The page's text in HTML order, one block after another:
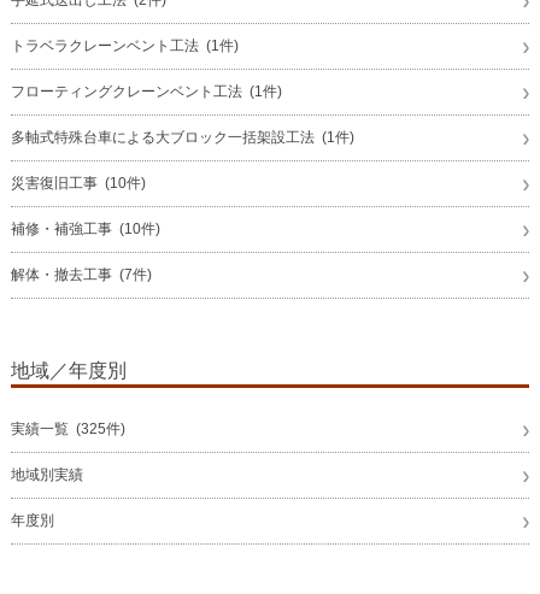
トラベラクレーンベント工法 (1件)
フローティングクレーンベント工法 (1件)
多軸式特殊台車による大ブロック一括架設工法 (1件)
災害復旧工事 (10件)
補修・補強工事 (10件)
解体・撤去工事 (7件)
地域／年度別
実績一覧 (325件)
地域別実績
年度別